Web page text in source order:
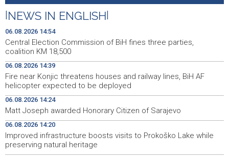
14:54
Central Election Commission of BiH fines three parties,
coalition KM 18,500
14:54
Učesnici Krajiškog moto-maratona 'Dani slobode 2026'
odali počast braniocima
14:51
Inspektori u ZDK zatekli 11 obveznika koji nisu
evidentirali promet putem fiskalnog uređaja
14:48 Na Sarajevskoj berzi današnji promet 114.853,85 KM
Ovjera knjižica nije odobrovoljila zeničke rudare, u jami
'Raspotočje' 11 ih protestira
NEWS IN ENGLISH
06.08.2026 14:54
Central Election Commission of BiH fines three parties,
coalition KM 18,500
06.08.2026 14:39
Fire near Konjic threatens houses and railway lines, BiH AF
helicopter expected to be deployed
06.08.2026 14:24
Matt Joseph awarded Honorary Citizen of Sarajevo
06.08.2026 14:20
Improved infrastructure boosts visits to Prokoško Lake while
preserving natural heritage